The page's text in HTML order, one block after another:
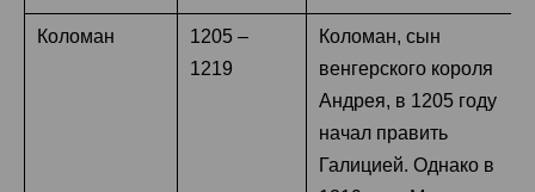
Коломан
1205 –
1219
Коломан, сын
венгерского короля
Андрея, в 1205 году
начал править
Галицией. Однако в